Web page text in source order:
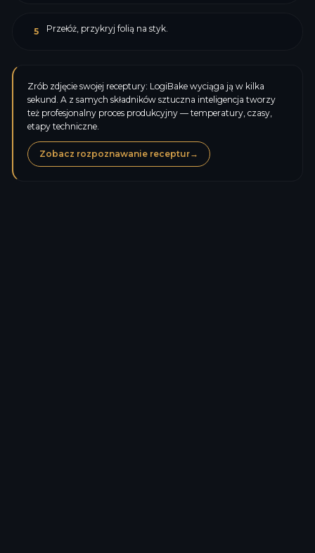
5 Przełóż, przykryj folią na styk.
Zrób zdjęcie swojej receptury: LogiBake wyciąga ją w kilka
sekund. A z samych składników sztuczna inteligencja tworzy
też profesjonalny proces produkcyjny — temperatury, czasy,
etapy techniczne.
Zobacz rozpoznawanie receptur→